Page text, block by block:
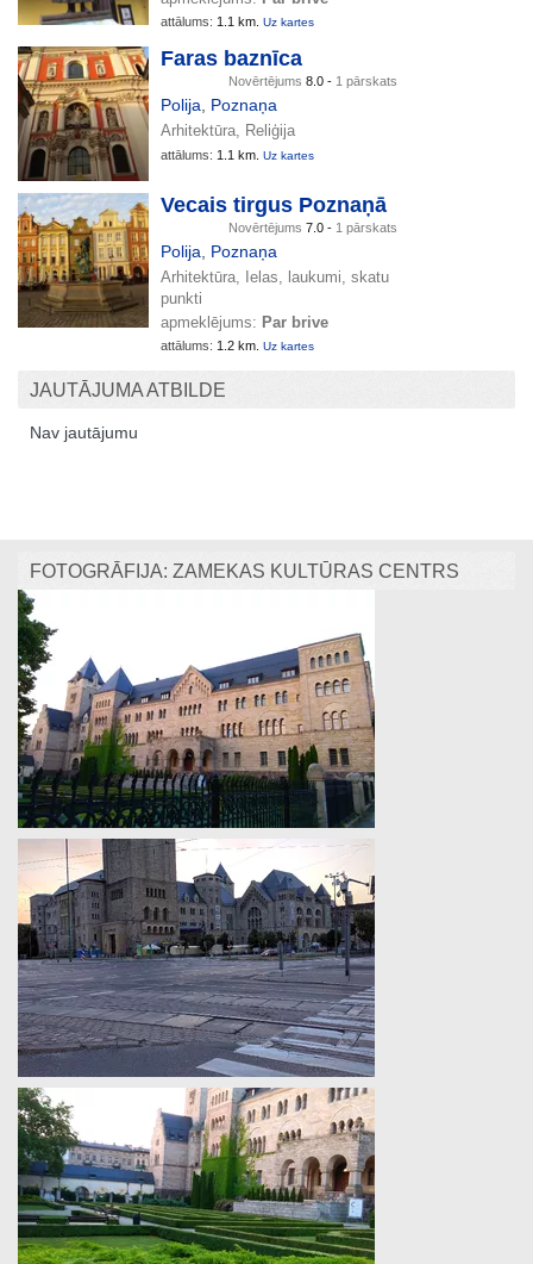
attālums: 1.1 km. Uz kartes
Faras baznīca
Novērtējums 8.0 - 1 pārskats
Polija Poznaņa
Arhitektūra, Reliģija
attālums: 1.1 km. Uz kartes
Vecais tirgus Poznaņā
Novērtējums 7.0 - 1 pārskats
Polija Poznaņa
Arhitektūra, Ielas, laukumi, skatu
punkti
apmeklējums: Par brive
attālums: 1.2 km. Uz kartes
JAUTĀJUMA ATBILDE
Nav jautājumu
FOTOGRĀFIJA: ZAMEKAS KULTŪRAS CENTRS